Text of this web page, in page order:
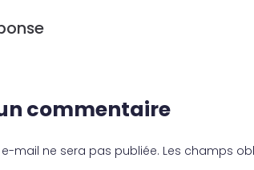
commentaire
mail ne sera pas publiée. Les champs